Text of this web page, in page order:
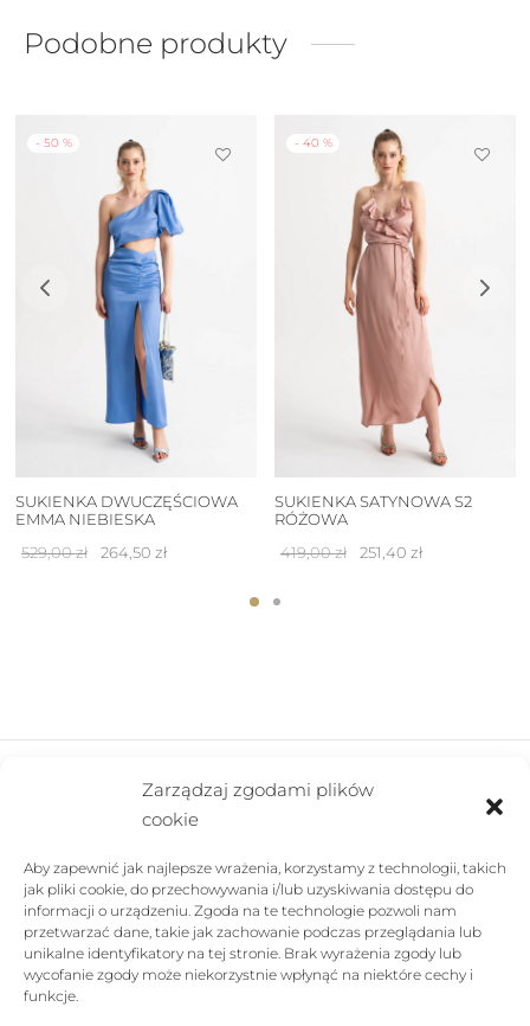
Zarządzaj zgodami plików
cookie
Aby zapewnić jak najlepsze wrażenia, korzystamy z technologii, takich
jak pliki cookie, do przechowywania i/lub uzyskiwania dostępu do
informacji o urządzeniu. Zgoda na te technologie pozwoli nam
przetwarzać dane, takie jak zachowanie podczas przeglądania lub
unikalne identyfikatory na tej stronie. Brak wyrażenia zgody lub
wycofanie zgody może niekorzystnie wpłynąć na niektóre cechy i
funkcje.
Podobne produkty
- 50 %
SUKIENKA DWUCZĘŚCIOWA
EMMA NIEBIESKA
529,00zł
Pierwotna
264,50 zł
- 40 %
SUKIENKA SATYNOWA S2
RÓŻOWA
419,00zł
Pierwotna
251,40 zł
POMOC
SKLEP
FOLLOW US